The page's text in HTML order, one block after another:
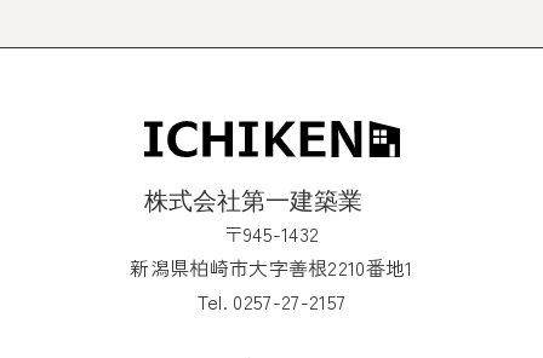
〒945-1432
新潟県柏崎市大字善根2210番地1
Tel. 0257-27-2157